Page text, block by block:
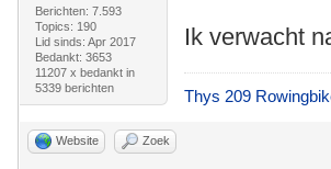
Berichten: 7.593
Topics: 190
Lid sinds: Apr 2017
Bedankt: 3653
11207 x bedankt in
5339 berichten
Ik verwacht
Thys 209
Website Zoek